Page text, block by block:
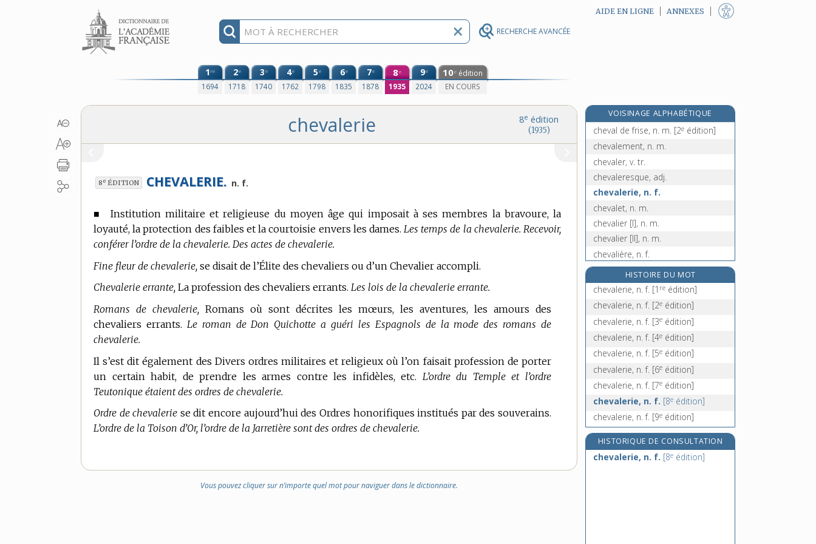
RECHERCHE AVANCÉE
Aller au contenu AIDE EN LIGNE ANNEXES
1re
1694
2e
1718
3e
1740
4e
1762
5e
1798
6e
1835
7e
1878
8e
1935
9e
2024
10e édition
EN COURS
8e édition
(1935)
chevalerie
8e ÉDITION CHEVALERIE. n. f.
■ Institution militaire et religieuse du moyen âge qui imposait à ses membres la bravoure, la
loyauté, la protection des faibles et la courtoisie envers les dames. Les temps de la chevalerie. Recevoir,
conférer l’ordre de la chevalerie. Des actes de chevalerie.
Fine fleur de chevalerie, se disait de l’Élite des chevaliers ou d’un Chevalier accompli.
Chevalerie errante, La profession des chevaliers errants. Les lois de la chevalerie errante.
Romans de chevalerie, Romans où sont décrites les mœurs, les aventures, les amours des
chevaliers errants. Le roman de Don Quichotte a guéri les Espagnols de la mode des romans de
chevalerie.
Il s’est dit également des Divers ordres militaires et religieux où l’on faisait profession de porter
un certain habit, de prendre les armes contre les infidèles, etc. L’ordre du Temple et l’ordre
Teutonique étaient des ordres de chevalerie.
Ordre de chevalerie se dit encore aujourd’hui des Ordres honorifiques institués par des souverains.
L’ordre de la Toison d’Or, l’ordre de la Jarretière sont des ordres de chevalerie.
Vous pouvez cliquer sur n’importe quel mot pour naviguer dans le dictionnaire.
VOISINAGE ALPHABÉTIQUE
cheval de bois, n. m.[2eédition]
cheval de frise, n. m. [2e édition]
chevalement, n. m.
chevaler, v. tr.
chevaleresque, adj.
chevalerie, n. f.
chevalet, n. m.
chevalier [I], n. m.
chevalier [II], n. m.
chevalière, n. f.
chevalin, -ine, adj.
cheval marin, n. m.[2eédition]
cheval-vapeur, n. m.
chevance, n. f.
chevauchée, n. f.
HISTOIRE DU MOT
chevalerie, n. f. [1 re édition]
chevalerie, n. f. [2e édition]
chevalerie, n. f. [3e édition]
chevalerie, n. f. [4e édition]
chevalerie, n. f. [5e édition]
chevalerie, n. f. [6e édition]
chevalerie, n. f. [7e édition]
chevalerie, n. f. [8e édition]
chevalerie, n. f. [9e édition]
HISTORIQUE DE CONSULTATION
chevalerie, n. f. [8e édition]